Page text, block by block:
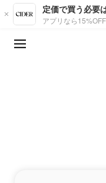
Skip to main content
定価で買う必要
アプリなら